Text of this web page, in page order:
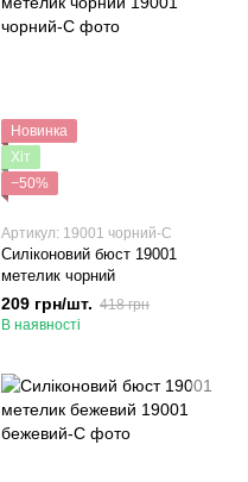
Новинка
Хіт
−50%
Артикул: 19001 чорний-C
Силіконовий бюст 19001
метелик чорний
209 грн/шт. 418 грн
В наявності